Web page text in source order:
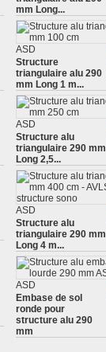
mm Long...
ASD
Structure
triangulaire alu 290
mm Long 1 m...
ASD
Structure alu
triangulaire 290 mm
Long 2,5...
ASD
Structure alu
triangulaire 290 mm
Long 4 m...
ASD
Embase de sol
ronde pour
structure alu 290
mm